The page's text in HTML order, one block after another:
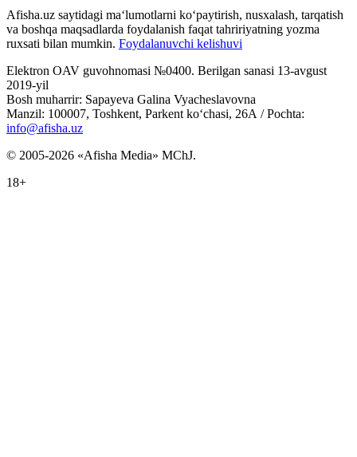
Afisha.uz saytidagi ma‘lumotlarni ko‘paytirish, nusxalash, tarqatish
va boshqa maqsadlarda foydalanish faqat tahririyatning yozma
ruxsati bilan mumkin. Foydalanuvchi kelishuvi
Elektron OAV guvohnomasi №0400. Berilgan sanasi 13-avgust
2019-yil
Bosh muharrir: Sapayeva Galina Vyacheslavovna
Manzil: 100007, Toshkent, Parkent ko‘chasi, 26А / Pochta:
info@afisha.uz
© 2005-2026 «Afisha Media» MChJ.
18+